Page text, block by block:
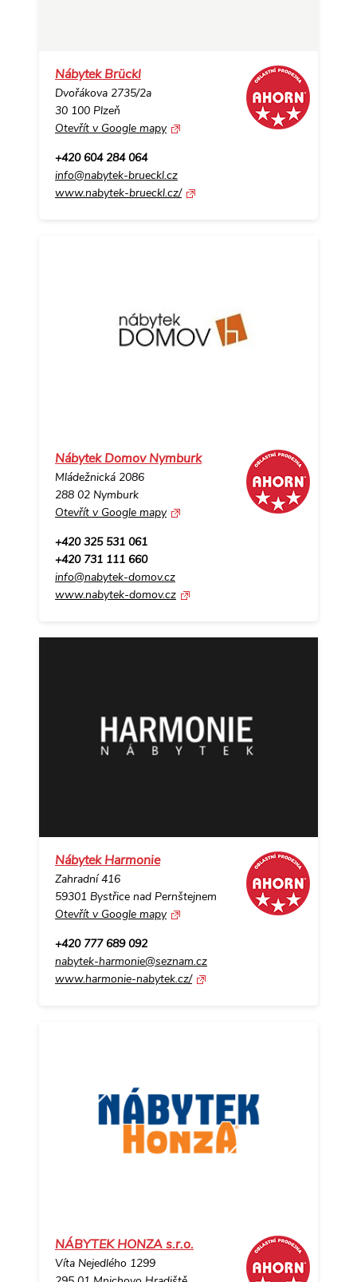
Nábytek Brückl
Dvořákova 2735/2a
30 100 Plzeň
Otevřít v Google mapy
+420 604 284 064
info@nabytek-brueckl.cz
www.nabytek-brueckl.cz/
Nábytek Domov Nymburk
Mládežnická 2086
288 02 Nymburk
Otevřít v Google mapy
+420 325 531 061
+420 731 111 660
info@nabytek-domov.cz
www.nabytek-domov.cz
Nábytek Harmonie
Zahradní 416
59301 Bystřice nad Pernštejnem
Otevřít v Google mapy
+420 777 689 092
nabytek-harmonie@seznam.cz
www.harmonie-nabytek.cz/
NÁBYTEK HONZA s.r.o.
Víta Nejedlého 1299